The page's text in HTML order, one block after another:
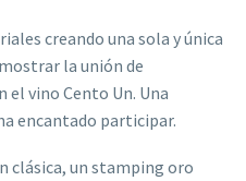
creando una sola y única
la unión de
el vino Cento Un. Una
encantado participar.
clásica, un stamping oro